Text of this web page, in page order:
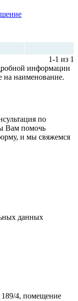
1-1 из 1
информации
на наименование.
по
Вам помочь
и мы свяжемся
данных
4, помещение